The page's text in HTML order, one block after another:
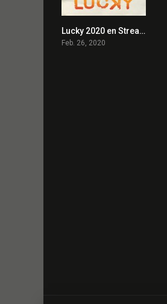
4.3Lucky 2020 en Streaming HD Gratuit !
Feb. 26, 2020